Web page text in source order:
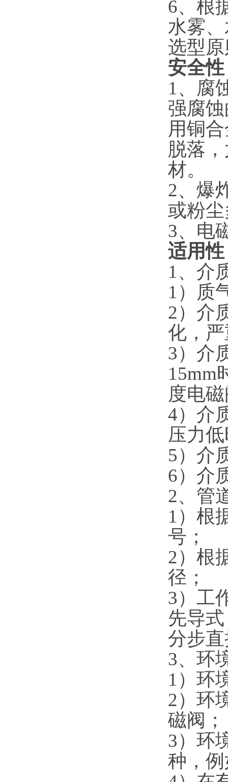
6、根
水雾
选型
安全
1、腐
强腐
用铜
脱落
材。
2、爆
或粉
3、电
适用
1、介
1）质
2）介
化，
3）介
15mm
度电
4）介
压力
5）介
6）介
2、管
1）根
号；
2）根
径；
3）工
先导
分步
3、环
1）环
2）环
磁阀；
3）环
种，